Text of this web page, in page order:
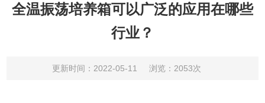
全温振荡培养箱可以广泛的应用在哪些
行业？
更新时间：2022-05-11 浏览：2053次